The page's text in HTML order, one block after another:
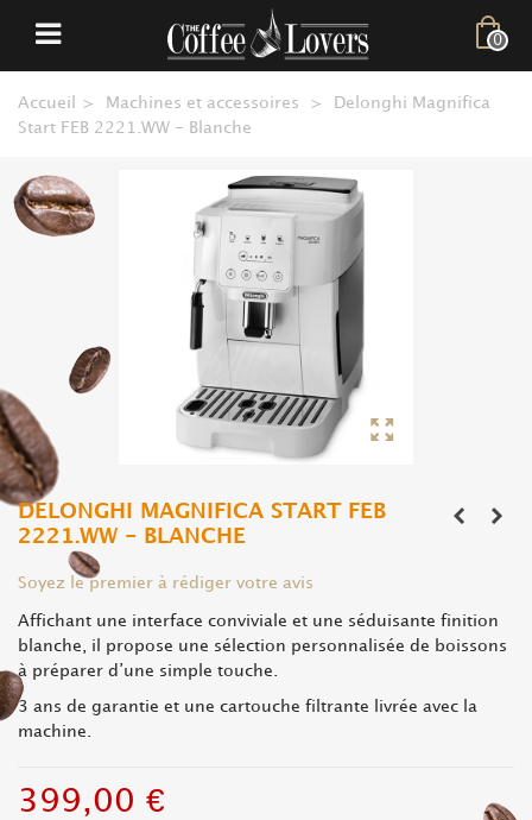
0
Accueil > Machines et accessoires >
Delonghi Magnifica
Start FEB 2221.WW - Blanche
DELONGHI MAGNIFICA START FEB
2221.WW - BLANCHE
Soyez le premier à rédiger votre avis
Affichant une interface conviviale et une séduisante finition
blanche, il propose une sélection personnalisée de boissons
à préparer d’une simple touche.
3 ans de garantie et une cartouche filtrante livrée avec la
machine.
399,00 €